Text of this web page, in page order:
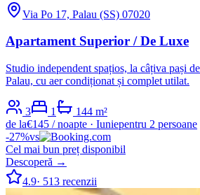
Via Po 17, Palau (SS) 07020
Apartament Superior / De Luxe
Studio independent spațios, la câțiva pași
Palau, cu aer condiționat și complet utilat.
3 1 144 m²
de la€145 / noapte · Iuniepentru 2 persoane
-27%vs
Cel mai bun preț disponibil
Descoperă →
4.9· 513 recenzii